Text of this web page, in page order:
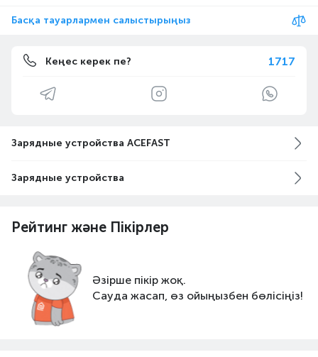
Басқа тауарлармен салыстырыңыз
Кеңес керек пе? 1717
Зарядные устройства ACEFAST
Зарядные устройства
Рейтинг және Пікірлер
Әзірше пікір жоқ.
Сауда жасап, өз ойыңызбен бөлісіңіз!